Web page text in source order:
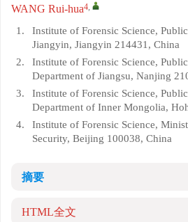
WANG Rui-hua4,
1.
Institute of Forensic Science,
Jiangyin, Jiangyin 214431, China
2.
Institute of Forensic Science,
Department of Jiangsu, Nanjing
3.
Institute of Forensic Science,
Department of Inner Mongolia,
4.
Institute of Forensic Science,
Security, Beijing 100038, China
摘要
HTML全文